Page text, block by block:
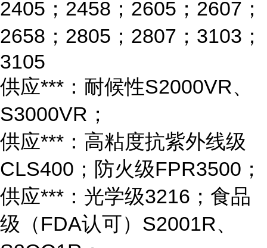
2405；2458；2605；2607；
2658；2805；2807；3103；
3105
供应***：耐候性S2000VR、
S3000VR；
供应***：高粘度抗紫外线级
CLS400；防火级FPR3500；
供应***：光学级3216；食品
级（FDA认可）S2001R、